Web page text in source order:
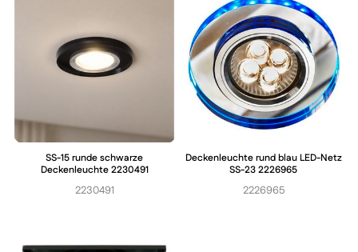
SS-15 runde schwarze
Deckenleuchte 2230491
2230491
Deckenleuchte rund blau LED-Netz
SS-23 2226965
2226965